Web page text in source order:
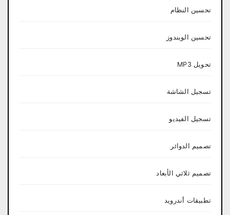
تحسين النظام
تحسين الويندوز
تحويل MP3
تسجيل الشاشة
تسجيل الفيديو
تصميم الدوائر
تصميم ثلاثي الأبعاد
تطبيقات أندرويد